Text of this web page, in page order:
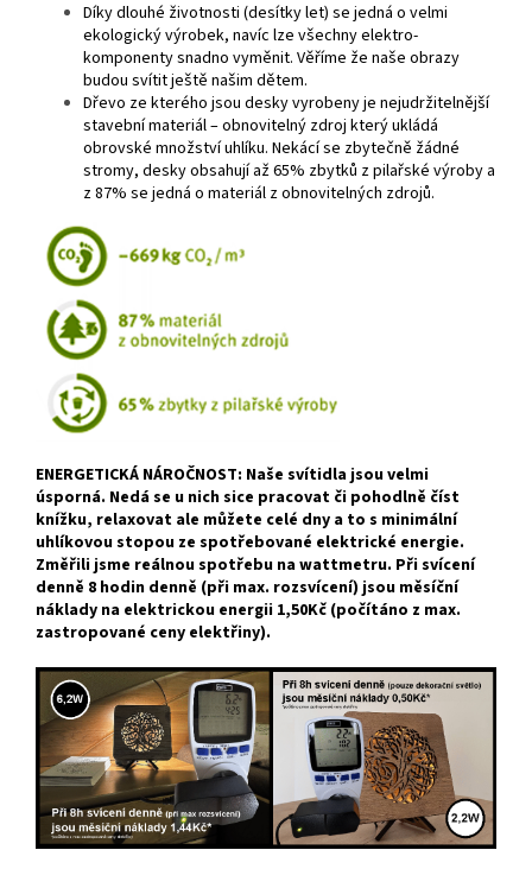
Díky dlouhé životnosti (desítky let) se jedná o velmi
ekologický výrobek, navíc lze všechny elektro-
komponenty snadno vyměnit. Věříme že naše obrazy
budou svítit ještě našim dětem.
Dřevo ze kterého jsou desky vyrobeny je nejudržitelnější
stavební materiál – obnovitelný zdroj který ukládá
obrovské množství uhlíku. Nekácí se zbytečně žádné
stromy, desky obsahují až 65% zbytků z pilařské výroby a
z 87% se jedná o materiál z obnovitelných zdrojů.
ENERGETICKÁ NÁROČNOST: Naše svítidla jsou velmi
úsporná. Nedá se u nich sice pracovat či pohodlně číst
knížku, relaxovat ale můžete celé dny a to s minimální
uhlíkovou stopou ze spotřebované elektrické energie.
Změřili jsme reálnou spotřebu na wattmetru. Při svícení
denně 8 hodin denně (při max. rozsvícení) jsou měsíční
náklady na elektrickou energii 1,50Kč (počítáno z max.
zastropované ceny elektřiny).